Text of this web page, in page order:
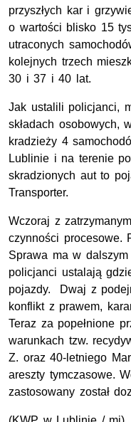
przyszłych kar i
o wartości blisko 15
utraconych
kolejnych trzech
30 i 37 i 40 lat.
Jak ustalili policjanci,
składach osobowych,
kradzieży 4
Lublinie i na terenie
skradzionych aut to
Transporter.
Wczoraj z
czynności procesowe.
Sprawa ma w
policjanci ustalają
pojazdy. Dwaj z
konflikt z prawem,
Teraz za popełnione
warunkach tzw.
Z. oraz 40-letniego
areszty tymczasowe.
zastosowany został